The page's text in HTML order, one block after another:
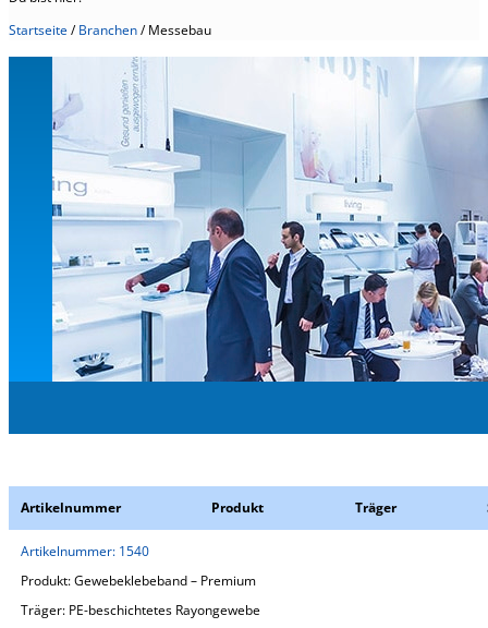
Startseite/Branchen/Messebau
Artikelnummer Produkt Träger
Artikelnummer: 1540
Produkt:Gewebeklebeband – Premium
Träger: PE-beschichtetes Rayongewebe